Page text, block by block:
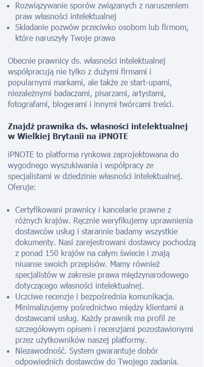
Rozwiązywanie sporów związanych z naruszeniem
praw własności intelektualnej
Składanie pozwów przeciwko osobom lub firmom,
które naruszyły Twoje prawa
Obecnie prawnicy ds. własności intelektualnej
współpracują nie tylko z dużymi firmami i
popularnymi markami, ale także ze start-upami,
niezależnymi badaczami, pisarzami, artystami,
fotografami, blogerami i innymi twórcami treści.
Znajdź prawnika ds. własności intelektualnej
w Wielkiej Brytanii na iPNOTE
iPNOTE to platforma rynkowa zaprojektowana do
wygodnego wyszukiwania i współpracy ze
specjalistami w dziedzinie własności intelektualnej.
Oferuje:
Certyfikowani prawnicy i kancelarie prawne z
różnych krajów. Ręcznie weryfikujemy uprawnienia
dostawców usług i starannie badamy wszystkie
dokumenty. Nasi zarejestrowani dostawcy pochodzą
z ponad 150 krajów na całym świecie i znają
niuanse swoich przepisów. Mamy również
specjalistów w zakresie prawa międzynarodowego
dotyczącego własności intelektualnej.
Uczciwe recenzje i bezpośrednia komunikacja.
Minimalizujemy pośrednictwo między klientami a
dostawcami usług. Każdy prawnik ma profil ze
szczegółowym opisem i recenzjami pozostawionymi
przez użytkowników naszej platformy.
Niezawodność. System gwarantuje dobór
odpowiednich dostawców do Twojego zadania.